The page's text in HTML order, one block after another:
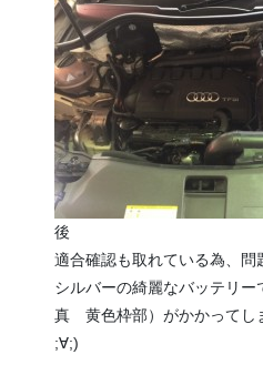
後
適合確認も取れている為、問
シルバーの綺麗なバッテリー
真 黄色枠部）がかかってし
;∀;)